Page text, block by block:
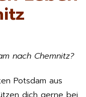
nach Chemnitz?
Potsdam aus